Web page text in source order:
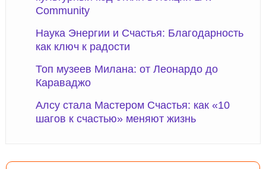
Community
Наука Энергии и Счастья: Благодарность
как ключ к радости
Топ музеев Милана: от Леонардо до
Караваджо
Алсу стала Мастером Счастья: как «10
шагов к счастью» меняют жизнь